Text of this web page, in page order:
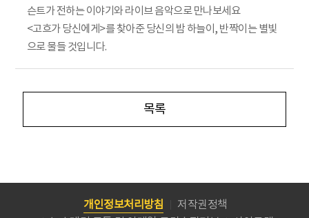
슨트가 전하는 이야기와 라이브 음악으로 만나보세요
<고흐가 당신에게>를 찾아준 당신의 밤 하늘이, 반짝이는 별빛
으로 물들 것입니다.
목록
개인정보처리방침
저작권정책